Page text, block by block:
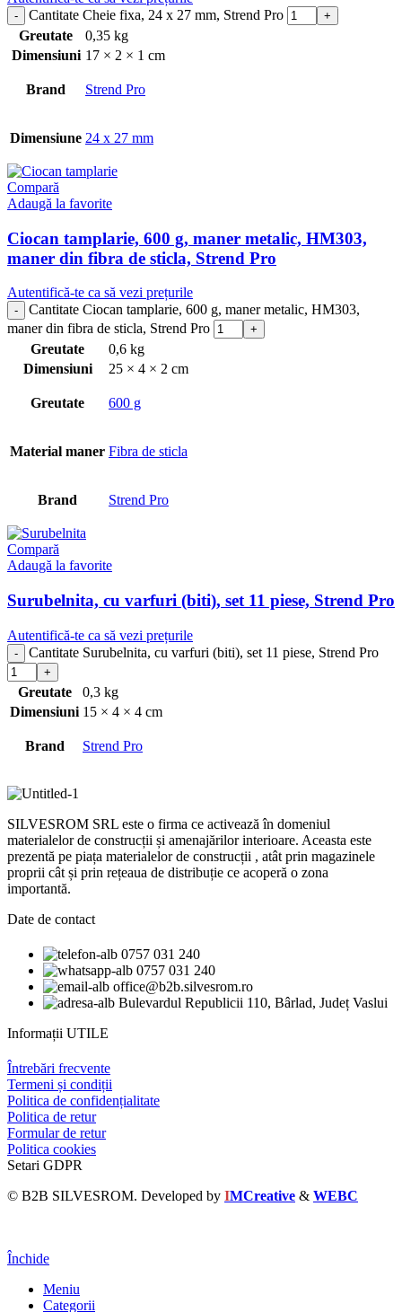
Cantitate Cheie fixa, 24 x 27 mm, Strend Pro
Greutate
0,35 kg
Dimensiuni 17 × 2 × 1 cm
Brand Strend Pro
Dimensiune 24 x 27 mm
Compară
Adaugă la favorite
Ciocan tamplarie, 600 g, maner metalic, HM303,
maner din fibra de sticla, Strend Pro
Autentifică-te ca să vezi prețurile
Cantitate Ciocan tamplarie, 600 g, maner metalic, HM303,
maner din fibra de sticla, Strend Pro
Greutate
0,6 kg
Dimensiuni
25 × 4 × 2 cm
Greutate 600 g
Material maner Fibra de sticla
Brand Strend Pro
Compară
Adaugă la favorite
Surubelnita, cu varfuri (biti), set 11 piese, Strend Pro
Autentifică-te ca să vezi prețurile
Cantitate Surubelnita, cu varfuri (biti), set 11 piese, Strend Pro
Greutate
0,3 kg
Dimensiuni 15 × 4 × 4 cm
Brand Strend Pro
SILVESROM SRL este o firma ce activează în domeniul
materialelor de construcții și amenajărilor interioare. Aceasta este
prezentă pe piața materialelor de construcții , atât prin magazinele
proprii cât și prin rețeaua de distribuție ce acoperă o zona
importantă.
Date de contact
0757 031 240
0757 031 240
office@b2b.silvesrom.ro
Bulevardul Republicii 110, Bârlad, Județ Vaslui
Informații UTILE
Întrebări frecvente
Termeni și condiții
Politica de confidențialitate
Politica de retur
Formular de retur
Politica cookies
Setari GDPR
© B2B SILVESROM. Developed by IMCreative & WEBC
Închide
Meniu
Categorii